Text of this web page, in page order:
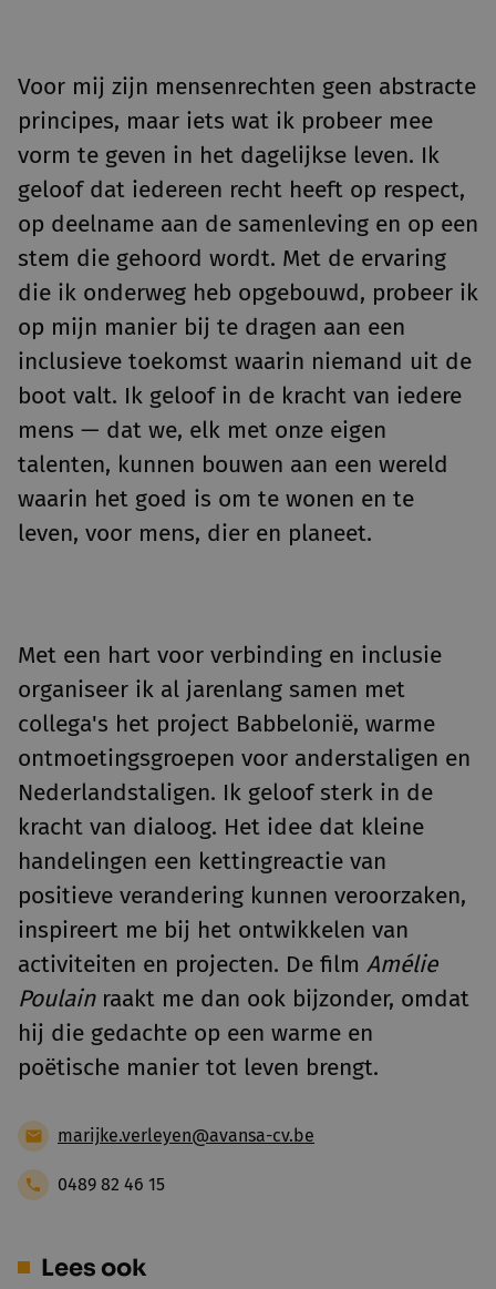
Voor mij zijn mensenrechten geen abstracte
principes, maar iets wat ik probeer mee
vorm te geven in het dagelijkse leven. Ik
geloof dat iedereen recht heeft op respect,
op deelname aan de samenleving en op een
stem die gehoord wordt. Met de ervaring
die ik onderweg heb opgebouwd, probeer ik
op mijn manier bij te dragen aan een
inclusieve toekomst waarin niemand uit de
boot valt. Ik geloof in de kracht van iedere
mens — dat we, elk met onze eigen
talenten, kunnen bouwen aan een wereld
waarin het goed is om te wonen en te
leven, voor mens, dier en planeet.
Met een hart voor verbinding en inclusie
organiseer ik al jarenlang samen met
collega's het project Babbelonië, warme
ontmoetingsgroepen voor anderstaligen en
Nederlandstaligen. Ik geloof sterk in de
kracht van dialoog. Het idee dat kleine
handelingen een kettingreactie van
positieve verandering kunnen veroorzaken,
inspireert me bij het ontwikkelen van
activiteiten en projecten. De film Amélie
Poulainraakt me dan ook bijzonder, omdat
hij die gedachte op een warme en
poëtische manier tot leven brengt.
marijke.verleyen@avansa-cv.be
0489 82 46 15
Lees ook